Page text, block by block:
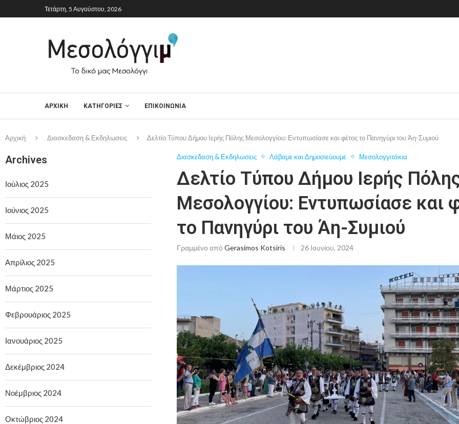
Τετάρτη, 5 Αυγούστου, 2026
ΑΡΧΙΚΉ ΚΑΤΗΓΟΡΙΕΣ ΕΠΙΚΟΙΝΩΝΙΑ
Αρχική Διασκεδαση & Εκδηλωσεις Δελτίο Τύπου Δήμου Ιερής Πόλης Μεσολογγίου: Εντυπωσίασε και φέτος το Πανηγύρι του Άη-Συμιού
Διασκεδαση & Εκδηλωσεις Λάβαμε και Δημοσιεύουμε Μεσολογγιτάκια
Δελτίο Τύπου Δήμου Ιερής
Μεσολογγίου: Εντυπωσίασε και
το Πανηγύρι του Άη-Συμιού
Γραμμένο από Gerasimos Kotsiris 26 Ιουνίου, 2024
Archives
Ιούλιος 2025
Ιούνιος 2025
Μάιος 2025
Απρίλιος 2025
Μάρτιος 2025
Φεβρουάριος 2025
Ιανουάριος 2025
Δεκέμβριος 2024
Νοέμβριος 2024
Οκτώβριος 2024